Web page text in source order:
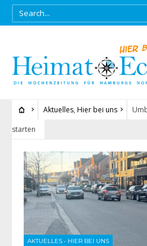
Aktuelles, Hier bei uns
starten
AKTUELLES • HIER BEI UNS